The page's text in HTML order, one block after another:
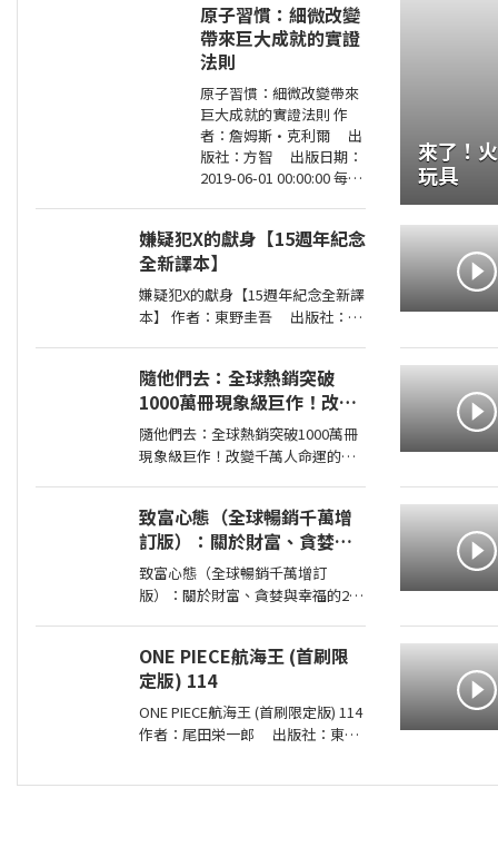
咬的船?.自助餐
原子習慣：細微改變
帶來巨大成就的實證
法則
原子習慣：細微改變帶來
巨大成就的實證法則 作
者：詹姆斯•克利爾 出
版社：方智 出版日期：
2019-06-01 00:00:00 每天
1%，一年後，你會弱化
到趨近於0！你的
嫌疑犯X的獻身【15週年紀念
全新譯本】
嫌疑犯X的獻身【15週年紀念全新譯
本】 作者：東野圭吾 出版社：皇
出「我愛妳」， 卻比任何關係都更
刻骨銘心…… 東野圭吾：在本格推
理的
隨他們去：全球熱銷突破
1000萬冊現象級巨作！改變
千萬人命運的心理技巧【附
放下執念明信片】
隨他們去：全球熱銷突破1000萬冊
現象級巨作！改變千萬人命運的心
出版社：平安文化 出版日期：
2026-07-03 00:00:00 ＜內容簡介＞
戒掉你
致富心態（全球暢銷千萬增
訂版）：關於財富、貪婪與
幸福的20堂理財課
致富心態（全球暢銷千萬增訂
版）：關於財富、貪婪與幸福的20
版社：天下文化出版社 出版日
期：2026-02-02 00:00:00 特別收錄
２篇彩蛋加碼
ONE PIECE航海王 (首刷限
定版) 114
ONE PIECE航海王 (首刷限定版) 114
作者：尾田栄一郎 出版社：東立
來了！火
玩具